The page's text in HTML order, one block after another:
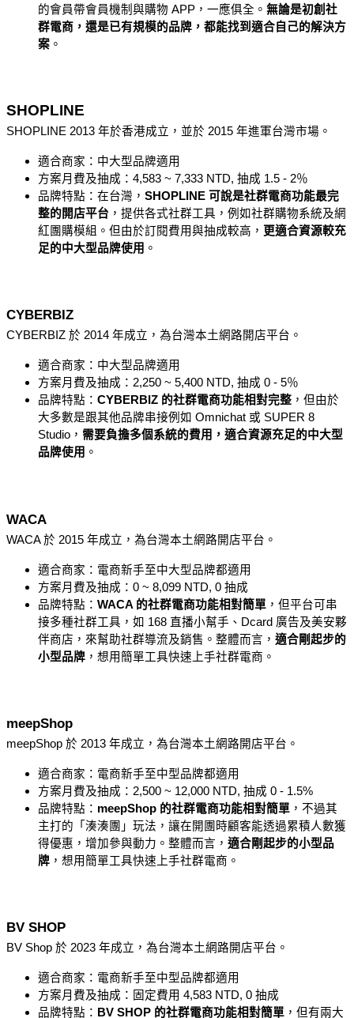
的會員帶會員機制與購物 APP，一應俱全。 無論是初創社
群電商，還是已有規模的品牌，都能找到適合自己的解決方
案 。
SHOPLINE
SHOPLINE 2013 年於香港成立，並於 2015 年進軍台灣市場。
適合商家：中大型品牌適用
方案月費及抽成：4,583 ~ 7,333 NTD, 抽成 1.5 - 2％
品牌特點：在台灣， SHOPLINE 可說是社群電商功能最完
整的開店平台 ，提供各式社群工具，例如社群購物系統及網
紅團購模組。但由於訂閱費用與抽成較高， 更適合資源較充
足的中大型品牌使用 。
CYBERBIZ
CYBERBIZ 於 2014 年成立，為台灣本土網路開店平台。
適合商家：中大型品牌適用
方案月費及抽成：2,250 ~ 5,400 NTD, 抽成 0 - 5％
品牌特點： CYBERBIZ 的社群電商功能相對完整 ，但由於
大多數是跟其他品牌串接例如 Omnichat 或 SUPER 8
Studio， 需要負擔多個系統的費用，適合資源充足的中大型
品牌使用 。
WACA
WACA 於 2015 年成立，為台灣本土網路開店平台。
適合商家：電商新手至中大型品牌都適用
方案月費及抽成：0 ~ 8,099 NTD, 0 抽成
品牌特點： WACA 的社群電商功能相對簡單 ，但平台可串
接多種社群工具，如 168 直播小幫手、Dcard 廣告及美安夥
伴商店，來幫助社群導流及銷售。整體而言， 適合剛起步的
小型品牌 ，想用簡單工具快速上手社群電商。
meepShop
meepShop 於 2013 年成立，為台灣本土網路開店平台。
適合商家：電商新手至中型品牌都適用
方案月費及抽成：2,500 ~ 12,000 NTD, 抽成 0 - 1.5%
品牌特點： meepShop 的社群電商功能相對簡單 ，不過其
主打的「湊湊團」玩法，讓在開團時顧客能透過累積人數獲
得優惠，增加參與動力。整體而言， 適合剛起步的小型品
牌 ，想用簡單工具快速上手社群電商。
BV SHOP
BV Shop 於 2023 年成立，為台灣本土網路開店平台。
適合商家：電商新手至中型品牌都適用
方案月費及抽成：固定費用 4,583 NTD, 0 抽成
品牌特點： BV SHOP 的社群電商功能相對簡單 ，但有兩大